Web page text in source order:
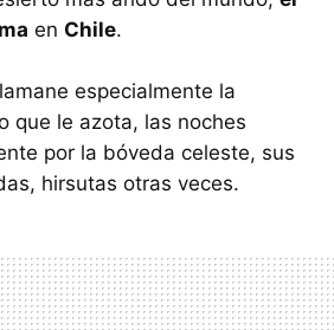
en Chile.
especialmente la
que le azota, las noches
por la bóveda celeste, sus
hirsutas otras veces.